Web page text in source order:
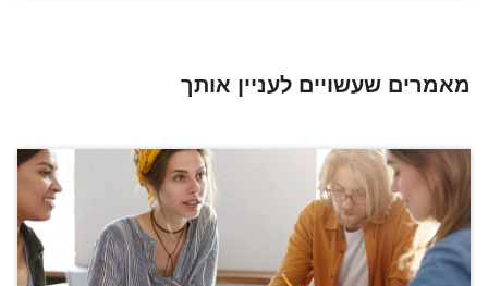
מאמרים שעשויים לעניין אותך